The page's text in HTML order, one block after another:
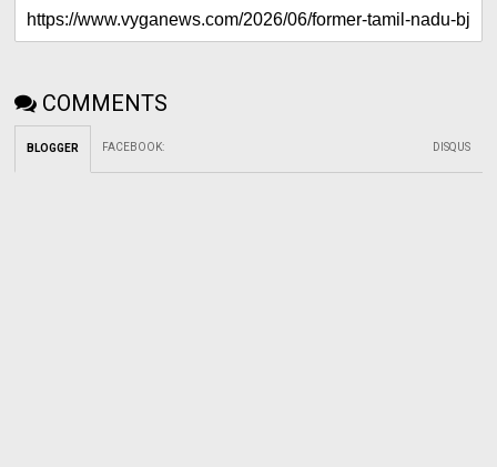
COMMENTS
BLOGGER FACEBOOK: DISQUS